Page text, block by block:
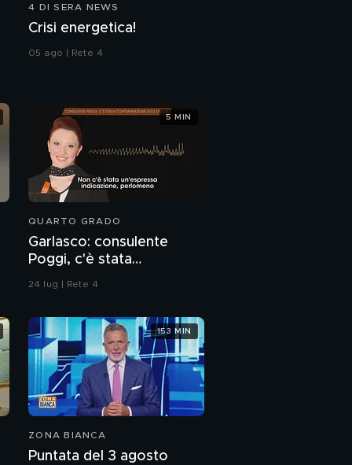
4 DI SERA NEWS
Crisi energetica!
05 ago | Rete 4
QUARTO GRADO
Garlasco: consulente
Poggi, c'è stata
contaminazione sulle
24 lug | Rete 4
5 MIN
ZONA BIANCA
Puntata del 3 agosto
153 MIN